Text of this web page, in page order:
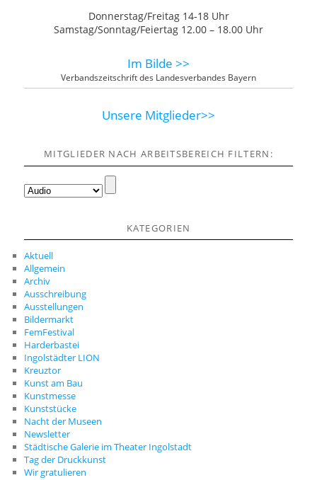
Donnerstag/Freitag 14-18 Uhr
Samstag/Sonntag/Feiertag 12.00 – 18.00 Uhr
Im Bilde >>
Verbandszeitschrift des Landesverbandes Bayern
Unsere Mitglieder>>
MITGLIEDER NACH ARBEITSBEREICH FILTERN:
KATEGORIEN
Aktuell
Allgemein
Archiv
Ausschreibung
Ausstellungen
Bildermarkt
FemFestival
Harderbastei
Ingolstädter LION
Kreuztor
Kunst am Bau
Kunstmesse
Kunststücke
Nacht der Museen
Newsletter
Städtische Galerie im Theater Ingolstadt
Tag der Druckkunst
Wir gratulieren